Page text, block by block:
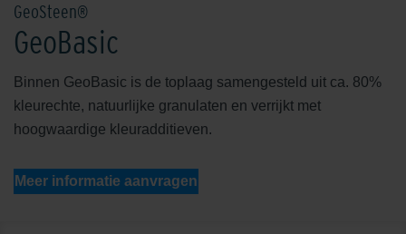
GeoSteen®
GeoBasic
Binnen GeoBasic is de toplaag samengesteld uit ca. 80%
kleurechte, natuurlijke granulaten en verrijkt met
hoogwaardige kleuradditieven.
Meer informatie aanvragen